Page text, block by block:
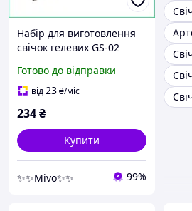
Набір для виготовлення
свічок гелевих GS-02
дітей від 7 років з
блискітками та декором
Готово до відправки
від23₴/міс
234₴
Купити
✨✨Mivo✨✨ 99%